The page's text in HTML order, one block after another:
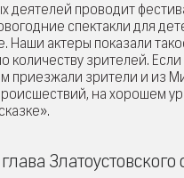
деятелей проводит
спектакли для
актеры показали
зрителей. Если
приезжали зрители и из
на хорошем
Златоустовского